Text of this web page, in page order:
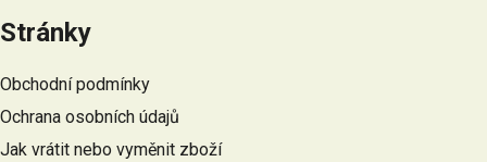
á
p
a
í
Stránky
Obchodní podmínky
Ochrana osobních údajů
Jak vrátit nebo vyměnit zboží